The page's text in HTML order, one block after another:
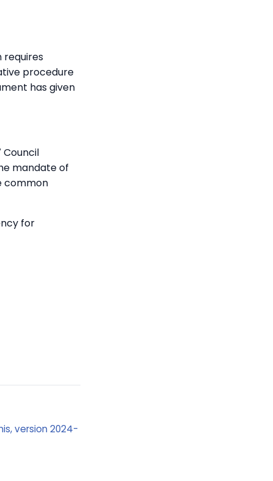
requires
procedure
has given
Council
mandate of
common
for
version 2024-